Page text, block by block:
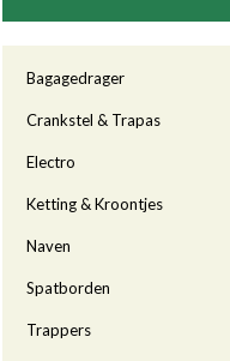
Categorieën
Bagagedrager
Crankstel & Trapas
Electro
Ketting & Kroontjes
Naven
Spatborden
Trappers